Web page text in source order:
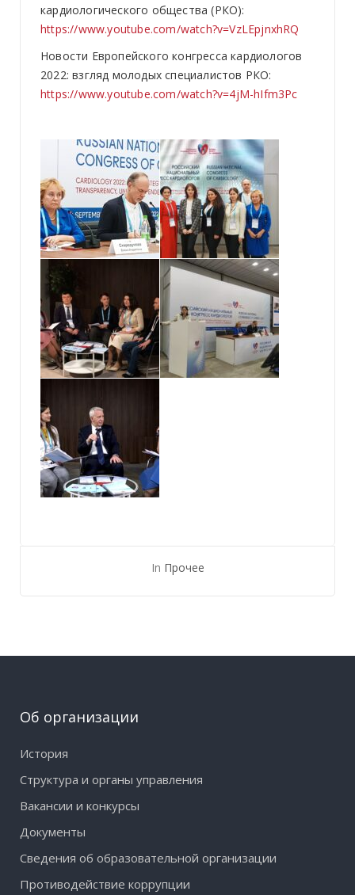
кардиологического общества (РКО):
https://www.youtube.com/watch?v=VzLEpjnxhRQ
Новости Европейского конгресса кардиологов
2022: взгляд молодых специалистов РКО:
https://www.youtube.com/watch?v=4jM-hIfm3Pc
In Прочее
Об организации
История
Структура и органы управления
Вакансии и конкурсы
Документы
Сведения об образовательной организации
Противодействие коррупции